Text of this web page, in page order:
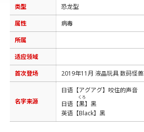
类型
恐龙型
属性
病毒
所属
适应领域
首次登场
2019年11月 液晶玩具 数码怪兽
名字来源
日语【アグアグ】咬住的声音
日语【黒
くろ
】黑
英语【Black】黑